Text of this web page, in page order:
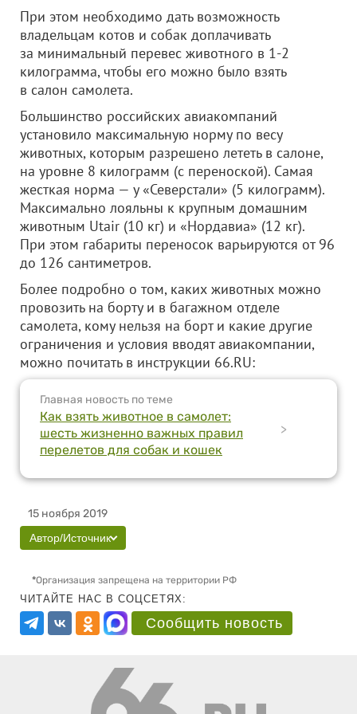
При этом необходимо дать возможность
владельцам котов и собак доплачивать
за минимальный перевес животного в 1-2
килограмма, чтобы его можно было взять
в салон самолета.
Большинство российских авиакомпаний
установило максимальную норму по весу
животных, которым разрешено лететь в салоне,
на уровне 8 килограмм (с переноской). Самая
жесткая норма — у «Северстали» (5 килограмм).
Максимально лояльны к крупным домашним
животным Utair (10 кг) и «Нордавиа» (12 кг).
При этом габариты переносок варьируются от 96
до 126 сантиметров.
Более подробно о том, каких животных можно
провозить на борту и в багажном отделе
самолета, кому нельзя на борт и какие другие
ограничения и условия вводят авиакомпании,
можно почитать в инструкции 66.RU:
Главная новость по теме
Как взять животное в самолет:
шесть жизненно важных правил
перелетов для собак и кошек
>
15 ноября 2019
Автор/Источник
*Организация запрещена на территории РФ
ЧИТАЙТЕ НАС В СОЦСЕТЯХ:
Сообщить новость